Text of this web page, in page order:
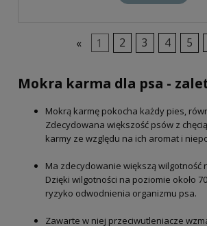
« 1 2 3 4 5
Mokra karma dla psa -
Mokrą karmę pokocha każdy pies,
Zdecydowana większość psów z
karmy ze względu na ich aromat i
Ma zdecydowanie większą wilgotność
Dzięki wilgotności na poziomie około
ryzyko odwodnienia organizmu psa.
Zawarte w niej przeciwutleniacze